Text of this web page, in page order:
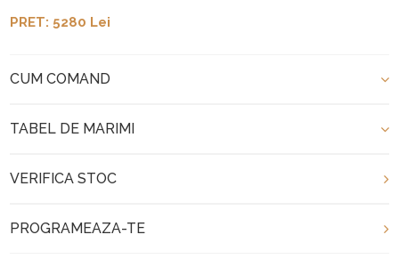
PRET: 5280 Lei
CUM COMAND
TABEL DE MARIMI
VERIFICA STOC
PROGRAMEAZA-TE